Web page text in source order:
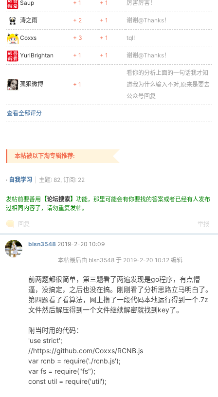
Saup + 1 + 1 厉害厉害！
涛之雨 + 2 + 1 谢谢@Thanks！
Coxxs + 3 + 1 tql!
YuriBrightan + 1 + 1 谢谢@Thanks！
孤狼微博 + 1
看你的分析上面的一句话我才知
道我为什么输入不对,原来是要去
公众号回复
查看全部评分
本帖被以下淘专辑推荐:
· 自我学习 主题: 82, 订阅: 22
发帖前要善用 【论坛搜索】 功能，那里可能会有你要找的答案或者已经有人发布
过相同内容了，请勿重复发帖。
回复 举报
blsn3548 2019-2-20 10:09
本帖最后由 blsn3548 于 2019-2-20 10:12 编辑
前两题都很简单，第三题看了两遍发现是go程序，有点懵
逼，没搞定，之后也没在搞。刚刚看了分析思路立马明白了。
第四题看了看算法，网上撸了一段代码本地运行得到一个.7z
文件然后解压得到一个文件继续解密就找到key了。
附当时用的代码：
'use strict';
//https://github.com/Coxxs/RCNB.js
var rcnb = require('./rcnb.js');
var fs = require("fs");
const util = require('util');